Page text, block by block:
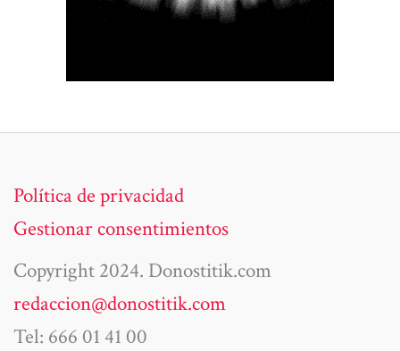
Política de privacidad
Gestionar consentimientos
Copyright 2024. Donostitik.com
redaccion@donostitik.com
Tel: 666 01 41 00